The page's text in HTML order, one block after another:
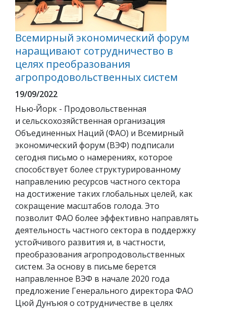
Всемирный экономический форум
наращивают сотрудничество в
целях преобразования
агропродовольственных систем
19/09/2022
Нью‑Йорк - Продовольственная
и сельскохозяйственная организация
Объединенных Наций (ФАО) и Всемирный
экономический форум (ВЭФ) подписали
сегодня письмо о намерениях, которое
способствует более структурированному
направлению ресурсов частного сектора
на достижение таких глобальных целей, как
сокращение масштабов голода. Это
позволит ФАО более эффективно направлять
деятельность частного сектора в поддержку
устойчивого развития и, в частности,
преобразования агропродовольственных
систем. За основу в письме берется
направленное ВЭФ в начале 2020 года
предложение Генерального директора ФАО
Цюй Дунъюя о сотрудничестве в целях